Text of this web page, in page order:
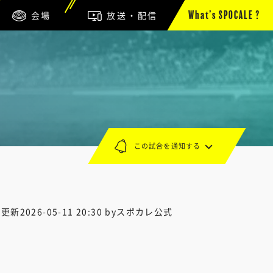
会場 放送・配信 What’s SPOCALE ?
新2026-05-11 20:30 byスポカレ公式
この試合を通知する